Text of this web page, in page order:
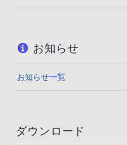
お知らせ
お知らせ一覧
ダウンロード